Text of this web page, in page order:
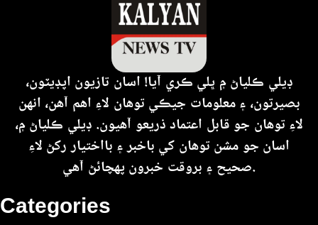
Categories
ڊيلي ڪلياڻ ۾ ڀلي ڪري آيا! اسان تازيون اپڊيٽون،
بصيرتون، ۽ معلومات جيڪي توهان لاءِ اهم آهن، انهن
لاءِ توهان جو قابل اعتماد ذريعو آهيون. ڊيلي ڪلياڻ ۾،
اسان جو مشن توهان کي باخبر ۽ بااختيار رکڻ لاءِ
صحيح ۽ بروقت خبرون پهچائڻ آهي.